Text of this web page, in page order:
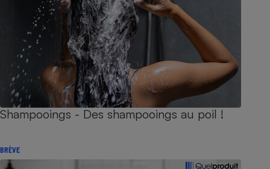
Shampooings - Des shampooings au poil !
BRÈVE